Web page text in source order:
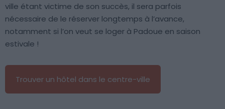
ville étant victime de son succès, il sera parfois
nécessaire de le réserver longtemps à l’avance,
notamment si l’on veut se loger à Padoue en saison
estivale !
Trouver un hôtel dans le centre-ville